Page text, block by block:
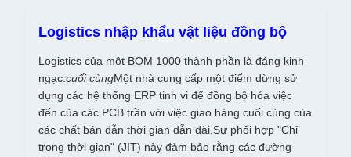
Logistics nhập khẩu vật liệu đồng bộ
Logistics của một BOM 1000 thành phần là đáng kinh
ngạc. cuối cùngMột nhà cung cấp một điểm dừng sử
dụng các hệ thống ERP tinh vi để đồng bộ hóa việc
đến của các PCB trần với việc giao hàng cuối cùng của
các chất bán dẫn thời gian dẫn dài.Sự phối hợp "Chỉ
trong thời gian" (JIT) này đảm bảo rằng các đường